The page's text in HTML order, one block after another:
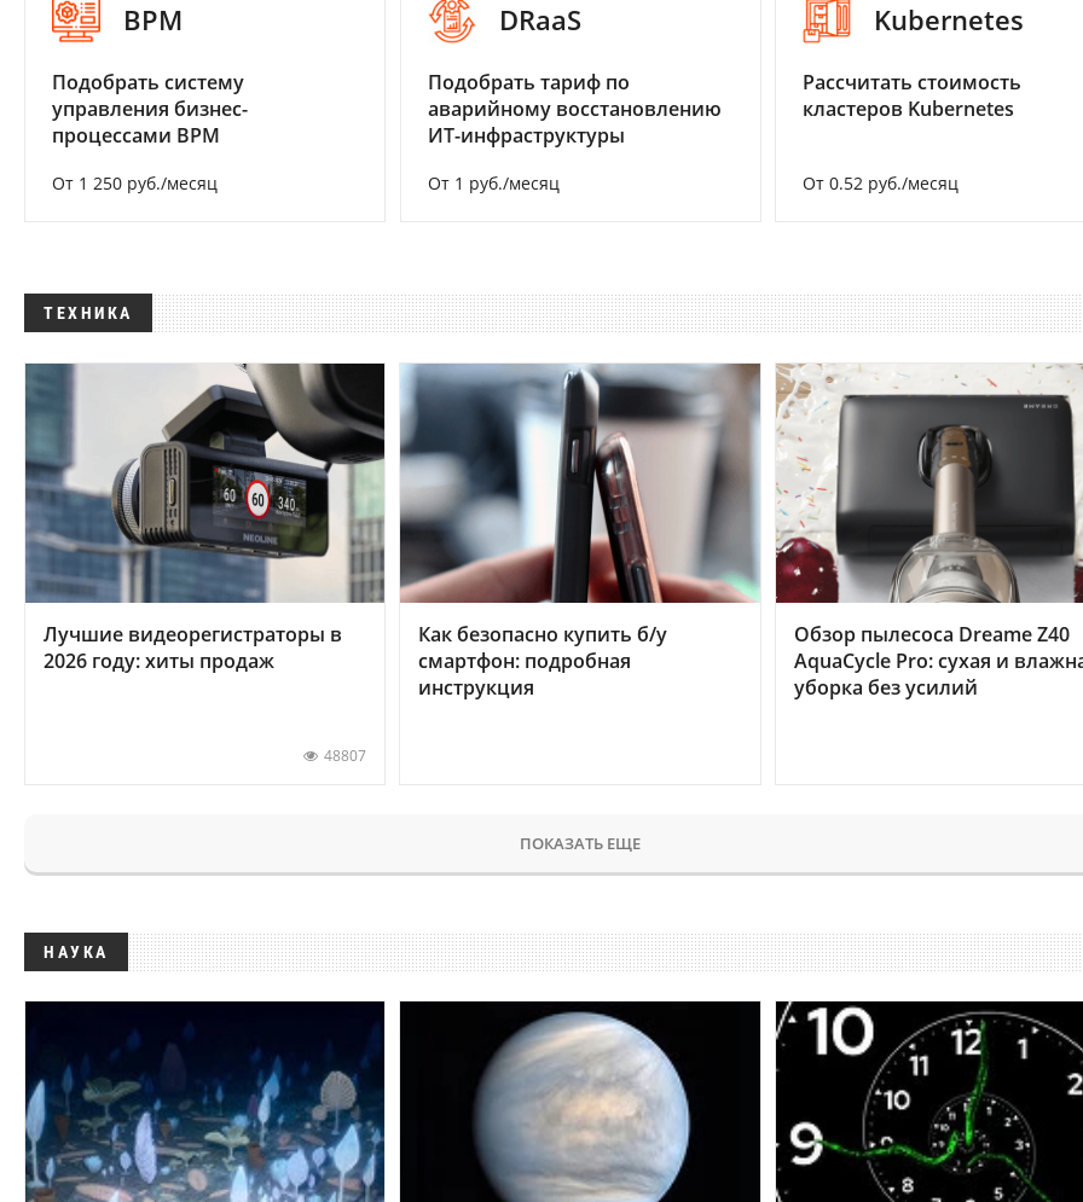
BPM
Подобрать систему
управления бизнес-
процессами BPM
От 1 250 руб./месяц
DRaaS
Подобрать тариф по
аварийному восстановлению
ИТ-инфраструктуры
От 1 руб./месяц
Kubernetes
Рассчитать стоимость
кластеров Kubernetes
От 0.52 руб./месяц
ТЕХНИКА
Лучшие видеорегистраторы в
2026 году: хиты продаж
48807
Как безопасно купить б/у
смартфон: подробная
инструкция
Обзор пылесоса Dreame Z40
AquaCycle Pro: сухая и
уборка без усилий
ПОКАЗАТЬ ЕЩЕ
НАУКА